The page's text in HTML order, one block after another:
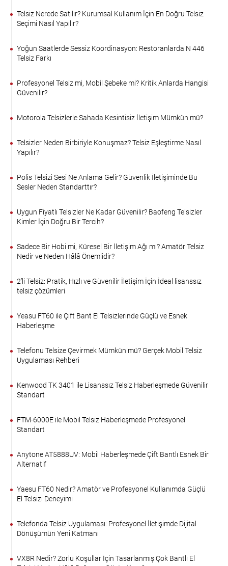
Telsiz Nerede Satılır? Kurumsal Kullanım İçin En Doğru Telsiz
Seçimi Nasıl Yapılır?
Yoğun Saatlerde Sessiz Koordinasyon: Restoranlarda N 446
Telsiz Farkı
Profesyonel Telsiz mi, Mobil Şebeke mi? Kritik Anlarda Hangisi
Güvenilir?
Motorola Telsizlerle Sahada Kesintisiz İletişim Mümkün mü?
Telsizler Neden Birbiriyle Konuşmaz? Telsiz Eşleştirme Nasıl
Yapılır?
Polis Telsizi Sesi Ne Anlama Gelir? Güvenlik İletişiminde Bu
Sesler Neden Standarttır?
Uygun Fiyatlı Telsizler Ne Kadar Güvenilir? Baofeng Telsizler
Kimler İçin Doğru Bir Tercih?
Sadece Bir Hobi mi, Küresel Bir İletişim Ağı mı? Amatör Telsiz
Nedir ve Neden Hâlâ Önemlidir?
2’li Telsiz: Pratik, Hızlı ve Güvenilir İletişim İçin İdeal lisanssız
telsiz çözümleri
Yeasu FT60 ile Çift Bant El Telsizlerinde Güçlü ve Esnek
Haberleşme
Telefonu Telsize Çevirmek Mümkün mü? Gerçek Mobil Telsiz
Uygulaması Rehberi
Kenwood TK 3401 ile Lisanssız Telsiz Haberleşmede Güvenilir
Standart
FTM-6000E ile Mobil Telsiz Haberleşmede Profesyonel
Standart
Anytone AT5888UV: Mobil Haberleşmede Çift Bantlı Esnek Bir
Alternatif
Yaesu FT60 Nedir? Amatör ve Profesyonel Kullanımda Güçlü
El Telsizi Deneyimi
Telefonda Telsiz Uygulaması: Profesyonel İletişimde Dijital
Dönüşümün Yeni Katmanı
VX8R Nedir? Zorlu Koşullar İçin Tasarlanmış Çok Bantlı El